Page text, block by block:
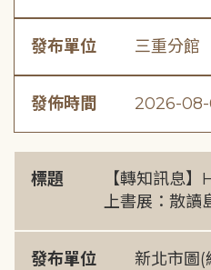
發布單位 三重分館
發佈時間 2026-
標題
【轉知訊息
上書展：散讀
發布單位 新北市圖(